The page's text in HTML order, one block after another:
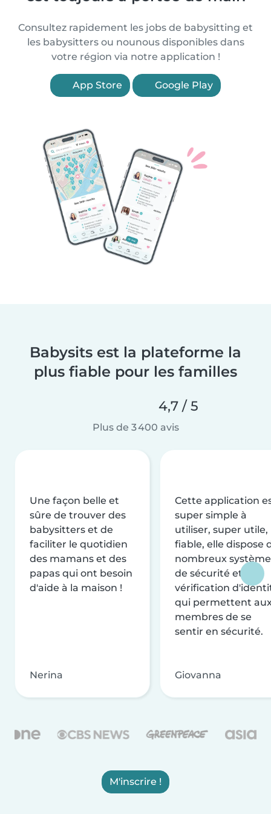
Consultez rapidement les jobs de babysitting et
les babysitters ou nounous disponibles dans
votre région via notre application !
App Store Google Play
Babysits est la plateforme la
plus fiable pour les familles
4,7 / 5
Plus de 3 400 avis
Une façon belle et
sûre de trouver des
babysitters et de
faciliter le quotidien
des mamans et des
papas qui ont besoin
d'aide à la maison !
Nerina
Cette application
super simple à
utiliser, super utile,
fiable, elle dispose
nombreux
de sécurité et de
vérification
qui permettent
membres de se
sentir en sécurité.
Giovanna
M'inscrire !